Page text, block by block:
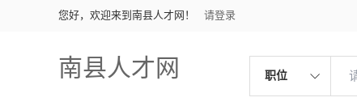
您好，欢迎来到南县人才网！ 请登录
南县人才网 职位